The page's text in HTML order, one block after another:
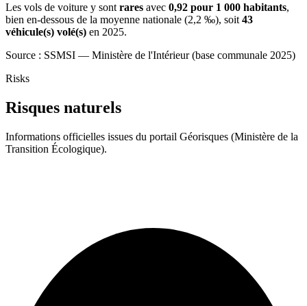
Les vols de voiture y sont rares avec 0,92 pour 1 000 habitants,
bien en-dessous de la moyenne nationale (2,2 ‰), soit 43
véhicule(s) volé(s) en 2025.
Source : SSMSI — Ministère de l'Intérieur (base communale 2025)
Risks
Risques naturels
Informations officielles issues du portail Géorisques (Ministère de la
Transition Écologique).